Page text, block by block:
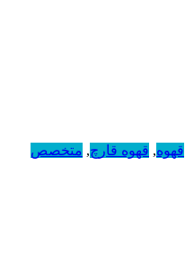
قهوه, قهوه قارچ, متخصص